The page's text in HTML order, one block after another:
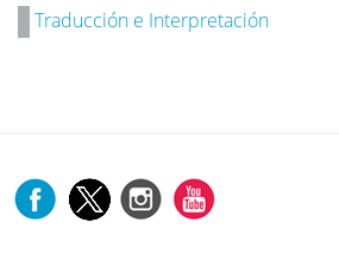
Traducción e Interpretación